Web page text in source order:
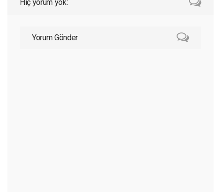
Hiç yorum yok:
Yorum Gönder